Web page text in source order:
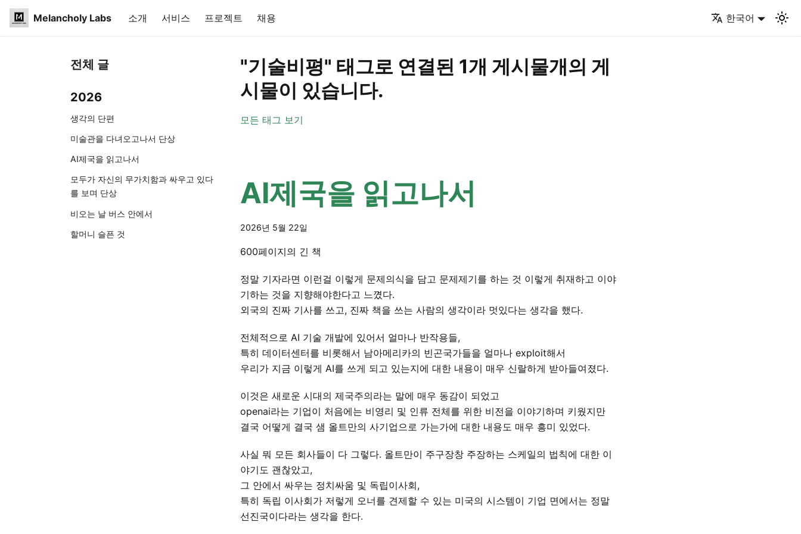
Melancholy Labs 소개 서비스 프로젝트 채용 한국어
전체 글
2026
생각의 단편
미술관을 다녀오고나서 단상
AI제국을 읽고나서
모두가 자신의 무가치함과 싸우고 있다
를 보며 단상
비오는 날 버스 안에서
할머니 슬픈 것
"기술비평" 태그로 연결된 1개 게시물개의 게
시물이 있습니다.
모든 태그 보기
AI제국을 읽고나서
2026년 5월 22일
600페이지의 긴 책
정말 기자라면 이런걸 이렇게 문제의식을 담고 문제제기를 하는 것 이렇게 취재하고 이야
기하는 것을 지향해야한다고 느꼈다.
외국의 진짜 기사를 쓰고, 진짜 책을 쓰는 사람의 생각이라 멋있다는 생각을 했다.
전체적으로 AI 기술 개발에 있어서 얼마나 반작용들,
특히 데이터센터를 비롯해서 남아메리카의 빈곤국가들을 얼마나 exploit해서
우리가 지금 이렇게 AI를 쓰게 되고 있는지에 대한 내용이 매우 신랄하게 받아들여졌다.
이것은 새로운 시대의 제국주의라는 말에 매우 동감이 되었고
openai라는 기업이 처음에는 비영리 및 인류 전체를 위한 비전을 이야기하며 키웠지만
결국 어떻게 결국 샘 올트만의 사기업으로 가는가에 대한 내용도 매우 흥미 있었다.
사실 뭐 모든 회사들이 다 그렇다. 올트만이 주구장창 주장하는 스케일의 법칙에 대한 이
야기도 괜찮았고,
그 안에서 싸우는 정치싸움 및 독립이사회,
특히 독립 이사회가 저렇게 오너를 견제할 수 있는 미국의 시스템이 기업 면에서는 정말
선진국이다라는 생각을 한다.